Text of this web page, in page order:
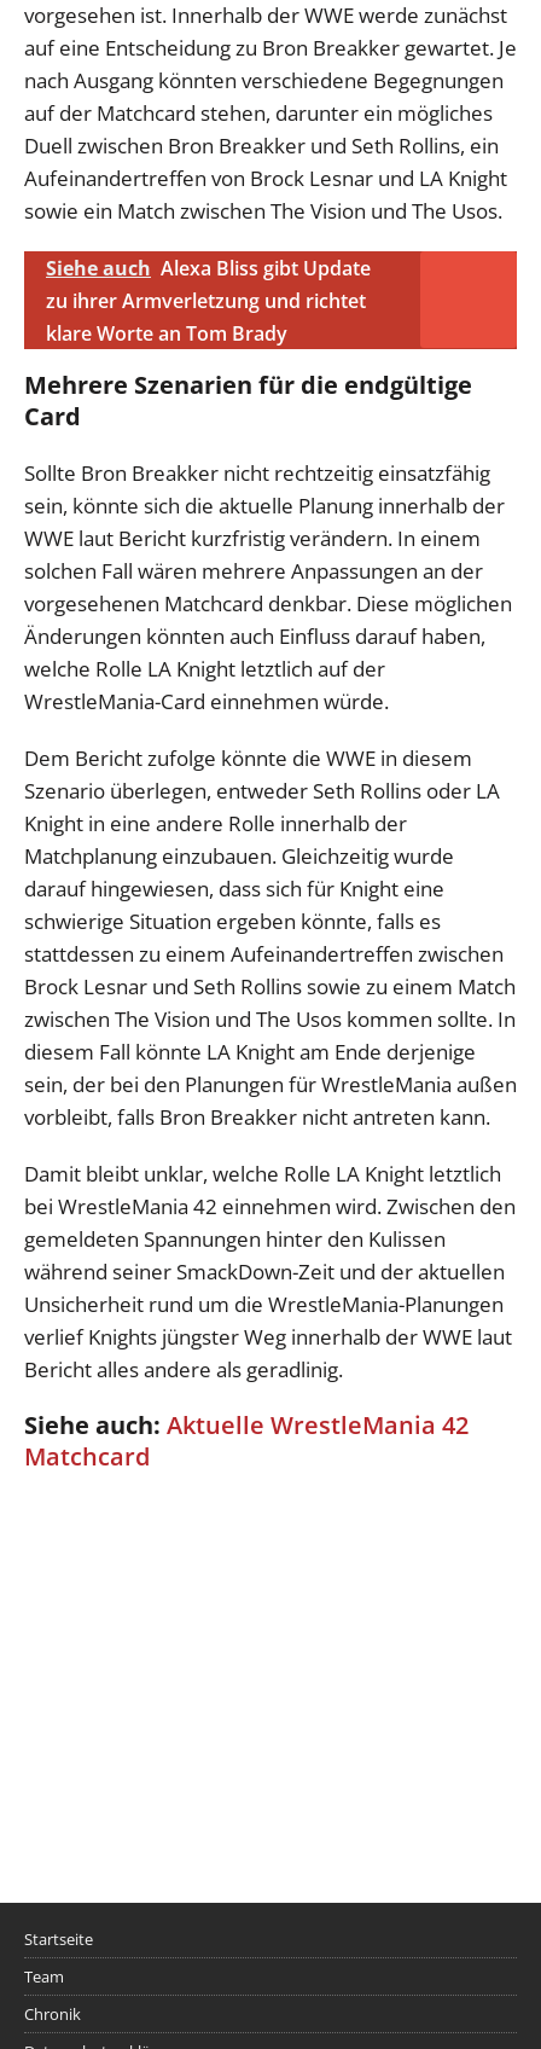
vorgesehen ist. Innerhalb der WWE werde zunächst
auf eine Entscheidung zu Bron Breakker gewartet. Je
nach Ausgang könnten verschiedene Begegnungen
auf der Matchcard stehen, darunter ein mögliches
Duell zwischen Bron Breakker und Seth Rollins, ein
Aufeinandertreffen von Brock Lesnar und LA Knight
sowie ein Match zwischen The Vision und The Usos.
Siehe auch Alexa Bliss gibt Update
zu ihrer Armverletzung und richtet
klare Worte an Tom Brady
Mehrere Szenarien für die endgültige
Card
Sollte Bron Breakker nicht rechtzeitig einsatzfähig
sein, könnte sich die aktuelle Planung innerhalb der
WWE laut Bericht kurzfristig verändern. In einem
solchen Fall wären mehrere Anpassungen an der
vorgesehenen Matchcard denkbar. Diese möglichen
Änderungen könnten auch Einfluss darauf haben,
welche Rolle LA Knight letztlich auf der
WrestleMania-Card einnehmen würde.
Dem Bericht zufolge könnte die WWE in diesem
Szenario überlegen, entweder Seth Rollins oder LA
Knight in eine andere Rolle innerhalb der
Matchplanung einzubauen. Gleichzeitig wurde
darauf hingewiesen, dass sich für Knight eine
schwierige Situation ergeben könnte, falls es
stattdessen zu einem Aufeinandertreffen zwischen
Brock Lesnar und Seth Rollins sowie zu einem Match
zwischen The Vision und The Usos kommen sollte. In
diesem Fall könnte LA Knight am Ende derjenige
sein, der bei den Planungen für WrestleMania außen
vorbleibt, falls Bron Breakker nicht antreten kann.
Damit bleibt unklar, welche Rolle LA Knight letztlich
bei WrestleMania 42 einnehmen wird. Zwischen den
gemeldeten Spannungen hinter den Kulissen
während seiner SmackDown-Zeit und der aktuellen
Unsicherheit rund um die WrestleMania-Planungen
verlief Knights jüngster Weg innerhalb der WWE laut
Bericht alles andere als geradlinig.
Siehe auch: Aktuelle WrestleMania 42
Matchcard
Startseite
Team
Chronik